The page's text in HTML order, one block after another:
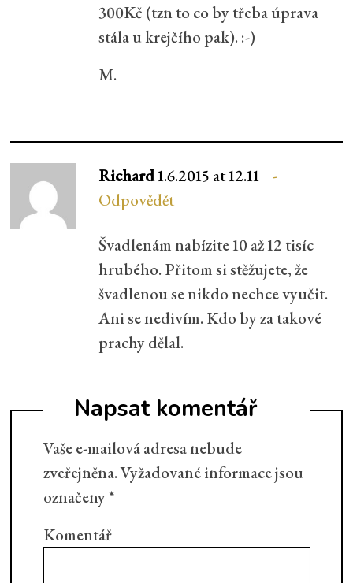
300Kč (tzn to co by třeba úprava
stála u krejčího pak). :-)
M.
Richard1.6.2015 at 12.11
Odpovědět
Švadlenám nabízite 10 až 12 tisíc
hrubého. Přitom si stěžujete, že
švadlenou se nikdo nechce vyučit.
Ani se nedivím. Kdo by za takové
prachy dělal.
Napsat komentář
Vaše e-mailová adresa nebude
zveřejněna.Vyžadované informace jsou
označeny*
Komentář